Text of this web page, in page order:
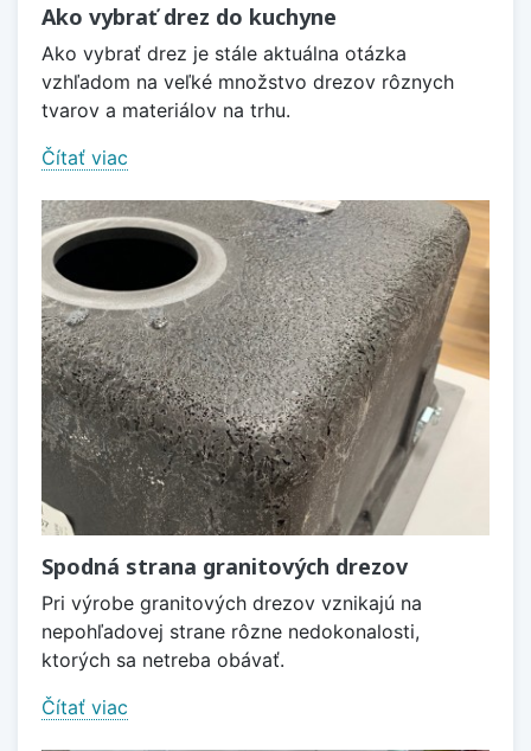
Ako vybrať drez do kuchyne
Ako vybrať drez je stále aktuálna otázka
vzhľadom na veľké množstvo drezov rôznych
tvarov a materiálov na trhu.
Čítať viac
Spodná strana granitových drezov
Pri výrobe granitových drezov vznikajú na
nepohľadovej strane rôzne nedokonalosti,
ktorých sa netreba obávať.
Čítať viac